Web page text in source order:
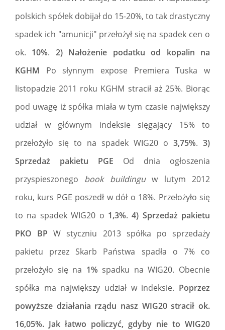
polskich spółek dobijał do 15-20%, to tak drastyczny
spadek ich "amunicji" przełożył się na spadek cen o
ok. 10%. 2) Nałożenie podatku od kopalin na
KGHM Po słynnym expose Premiera Tuska w
listopadzie 2011 roku KGHM stracił aż 25%. Biorąc
pod uwagę iż spółka miała w tym czasie największy
udział w głównym indeksie sięgający 15% to
przełożyło się to na spadek WIG20 o 3,75%. 3)
Sprzedaż pakietu PGE Od dnia ogłoszenia
przyspieszonego book buildinguw lutym 2012
roku, kurs PGE poszedł w dół o 18%. Przełożyło się
to na spadek WIG20 o 1,3%.4) Sprzedaż pakietu
PKO BPW styczniu 2013 spółka po sprzedaży
pakietu przez Skarb Państwa spadła o 7% co
przełożyło się na 1% spadku na WIG20. Obecnie
spółka ma największy udział w indeksie. Poprzez
powyższe działania rządu nasz WIG20 stracił ok.
16,05%. Jak łatwo policzyć, gdyby nie to WIG20